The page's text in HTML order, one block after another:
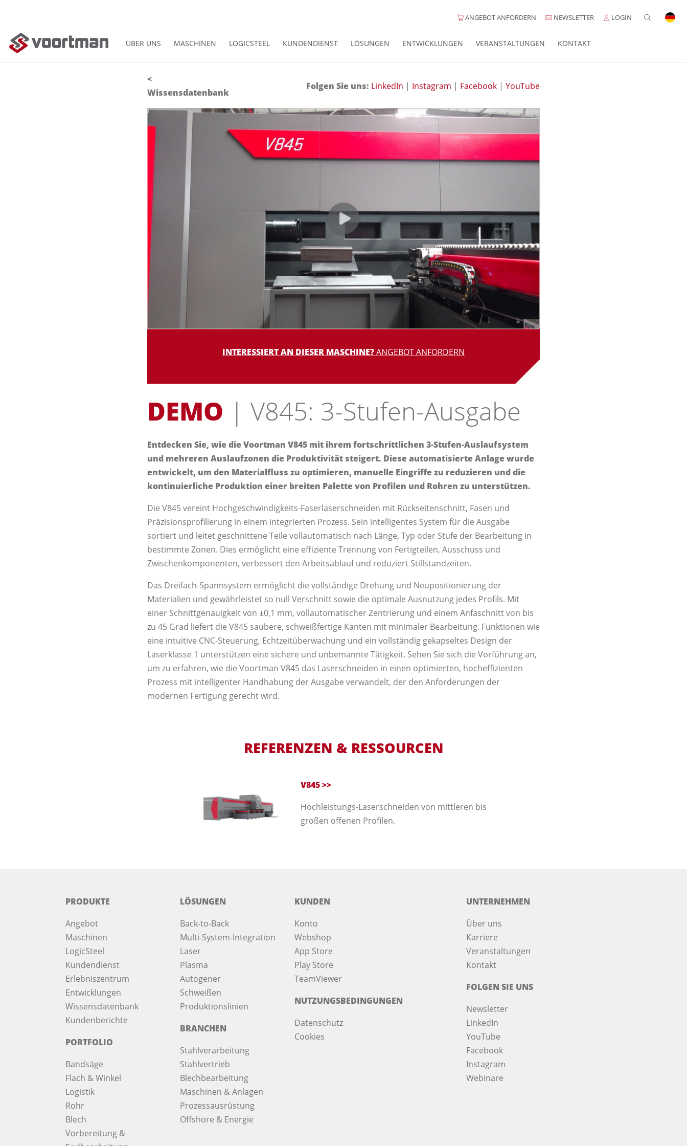
ANGEBOT ANFORDERN NEWSLETTER LOGIN
ÜBER UNS MASCHINEN LOGICSTEEL KUNDENDIENST LÖSUNGEN ENTWICKLUNGEN VERANSTALTUNGEN KONTAKT
<
Wissensdatenbank
Folgen Sie uns: LinkedIn | Instagram | Facebook | YouTube
INTERESSIERT AN DIESER MASCHINE?ANGEBOT ANFORDERN
DEMO | V845: 3-Stufen-Ausgabe
Entdecken Sie, wie die Voortman V845 mit ihrem fortschrittlichen 3-Stufen-Auslaufsystem
und mehreren Auslaufzonen die Produktivität steigert. Diese automatisierte Anlage wurde
entwickelt, um den Materialfluss zu optimieren, manuelle Eingriffe zu reduzieren und die
kontinuierliche Produktion einer breiten Palette von Profilen und Rohren zu unterstützen.
Die V845 vereint Hochgeschwindigkeits-Faserlaserschneiden mit Rückseitenschnitt, Fasen und
Präzisionsprofilierung in einem integrierten Prozess. Sein intelligentes System für die Ausgabe
sortiert und leitet geschnittene Teile vollautomatisch nach Länge, Typ oder Stufe der Bearbeitung in
bestimmte Zonen. Dies ermöglicht eine effiziente Trennung von Fertigteilen, Ausschuss und
Zwischenkomponenten, verbessert den Arbeitsablauf und reduziert Stillstandzeiten.
Das Dreifach-Spannsystem ermöglicht die vollständige Drehung und Neupositionierung der
Materialien und gewährleistet so null Verschnitt sowie die optimale Ausnutzung jedes Profils. Mit
einer Schnittgenauigkeit von ±0,1 mm, vollautomatischer Zentrierung und einem Anfaschnitt von bis
zu 45 Grad liefert die V845 saubere, schweißfertige Kanten mit minimaler Bearbeitung. Funktionen wie
eine intuitive CNC-Steuerung, Echtzeitüberwachung und ein vollständig gekapseltes Design der
Laserklasse 1 unterstützen eine sichere und unbemannte Tätigkeit. Sehen Sie sich die Vorführung an,
um zu erfahren, wie die Voortman V845 das Laserschneiden in einen optimierten, hocheffizienten
Prozess mit intelligenter Handhabung der Ausgabe verwandelt, der den Anforderungen der
modernen Fertigung gerecht wird.
REFERENZEN & RESSOURCEN
V845 >>
Hochleistungs-Laserschneiden von mittleren bis
großen offenen Profilen.
PRODUKTE
Angebot
Maschinen
LogicSteel
Kundendienst
Erlebniszentrum
Entwicklungen
Wissensdatenbank
Kundenberichte
PORTFOLIO
Bandsäge
Flach & Winkel
Logistik
Rohr
Blech
Vorbereitung &
LÖSUNGEN
Back-to-Back
Multi-System-Integration
Laser
Plasma
Autogener
Schweißen
Produktionslinien
BRANCHEN
Stahlverarbeitung
Stahlvertrieb
Blechbearbeitung
Maschinen & Anlagen
Prozessausrüstung
Offshore & Energie
KUNDEN
Konto
Webshop
App Store
Play Store
TeamViewer
NUTZUNGSBEDINGUNGEN
Datenschutz
Cookies
UNTERNEHMEN
Über uns
Karriere
Veranstaltungen
Kontakt
FOLGEN SIE UNS
Newsletter
LinkedIn
YouTube
Facebook
Instagram
Webinare